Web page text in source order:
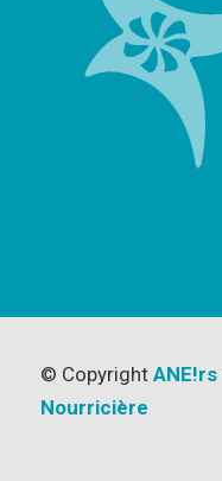
© Copyright ANE!rs
Nourricière